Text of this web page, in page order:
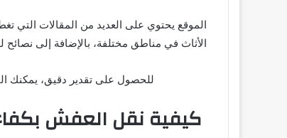
الموقع يحتوي على العديد من المقالات التي
الأثاث في مناطق مختلفة، بالإضافة إلى نصائح
للحصول على تقدير دقيق، يمكنك
كيفية نقل العفش